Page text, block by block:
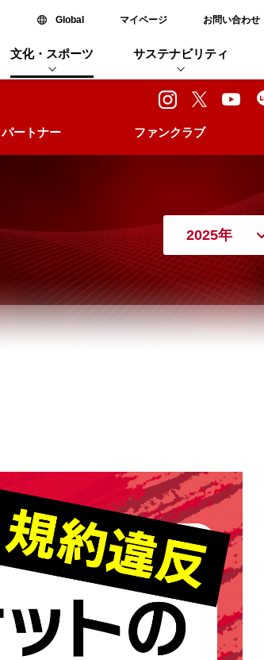
Global新しいウィンドウで開く
マイページ お問い合わせ
文化・スポーツ サステナビリティ
パートナー ファンクラブ